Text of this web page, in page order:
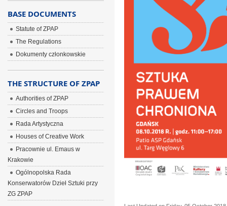
BASE DOCUMENTS
Statute of ZPAP
The Regulations
Dokumenty członkowskie
THE STRUCTURE OF ZPAP
Authorities of ZPAP
Circles and Troops
Rada Artystyczna
Houses of Creative Work
Pracownie ul. Emaus w
Krakowie
Ogólnopolska Rada
Konserwatorów Dzieł Sztuki przy
ZG ZPAP